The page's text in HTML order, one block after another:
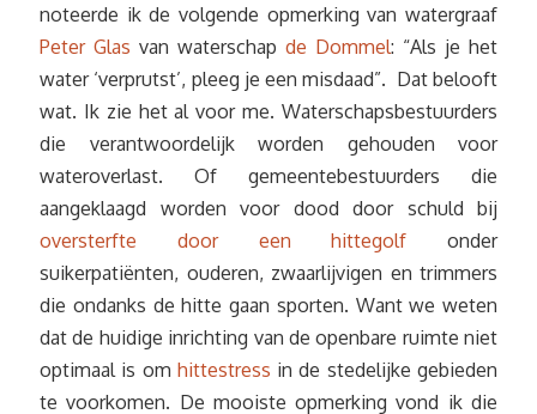
noteerde ik de volgende opmerking van watergraaf
Peter Glas van waterschap de Dommel: “Als je het
water ‘verprutst’, pleeg je een misdaad”. Dat belooft
wat. Ik zie het al voor me. Waterschapsbestuurders
die verantwoordelijk worden gehouden voor
wateroverlast. Of gemeentebestuurders die
aangeklaagd worden voor dood door schuld bij
oversterfte door een hittegolf onder
suikerpatiënten, ouderen, zwaarlijvigen en trimmers
die ondanks de hitte gaan sporten. Want we weten
dat de huidige inrichting van de openbare ruimte niet
optimaal is om hittestress in de stedelijke gebieden
te voorkomen. De mooiste opmerking vond ik die